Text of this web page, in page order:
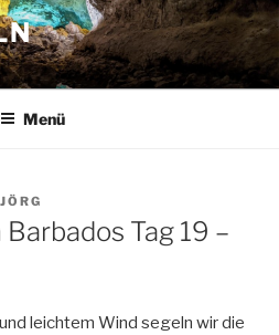
Menü
JÖRG
Tag 19 –
leichtem Wind segeln wir die